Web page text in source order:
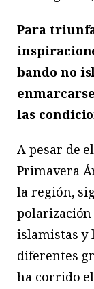
Para
bando no
las
A pesar de
Primavera
la región,
islamistas y
diferentes
ha corrido